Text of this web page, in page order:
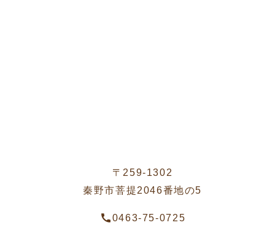
〒259-1302
秦野市菩提2046番地の5
0463-75-0725